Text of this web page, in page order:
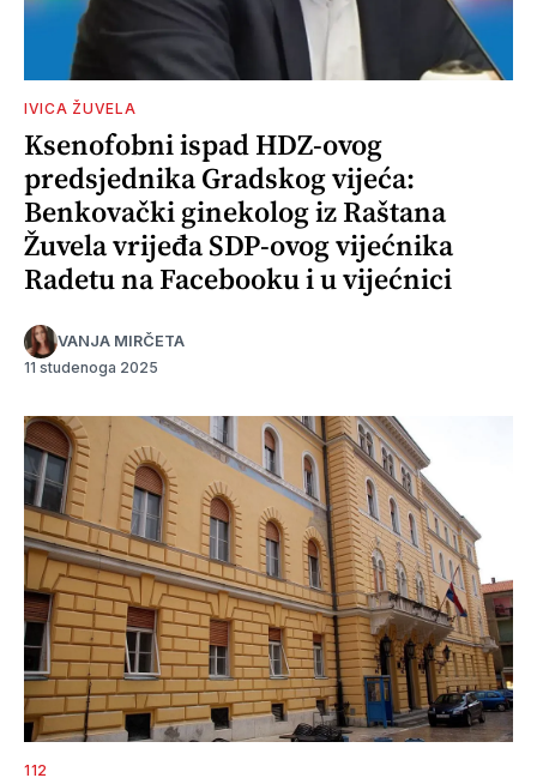
IVICA ŽUVELA
Ksenofobni ispad HDZ-ovog
predsjednika Gradskog vijeća:
Benkovački ginekolog iz Raštana
Žuvela vrijeđa SDP-ovog vijećnika
Radetu na Facebooku i u vijećnici
VANJA MIRČETA
11 studenoga 2025
112